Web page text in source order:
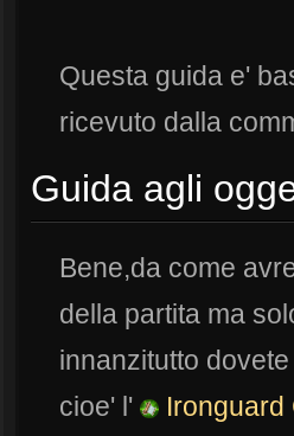
Questa guida e'
ricevuto dalla
Guida agli
Bene,da come
della partita ma
innanzitutto
cioe' l'
Ironguard